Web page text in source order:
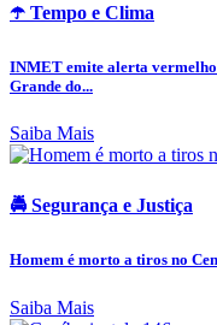
☂️ Tempo e Clima
INMET emite alerta vermelho
Grande do...
Saiba Mais
🚔 Segurança e Justiça
Homem é morto a tiros no
Saiba Mais